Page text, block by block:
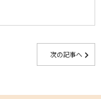
次の記事へ